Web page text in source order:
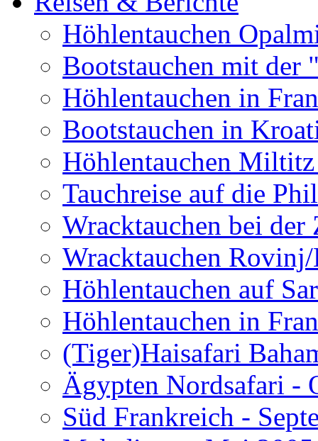
Höhlentauchen
Bootstauchen mit
Höhlentauchen in
Bootstauchen in
Höhlentauchen
Tauchreise auf die
Wracktauchen bei der
Wracktauchen
Höhlentauchen auf
Höhlentauchen in
(Tiger)Haisafari
Ägypten Nordsafari -
Süd Frankreich -